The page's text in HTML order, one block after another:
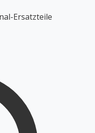
Ersatzteile